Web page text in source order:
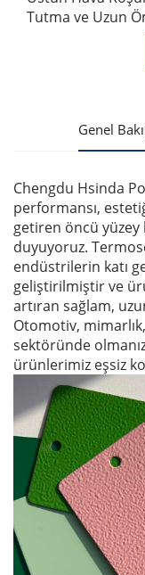
Tutma ve Uzun
Genel
Chengdu Hsinda
performansı,
getiren öncü
duyuyoruz.
endüstrilerin katı
geliştirilmiştir ve
artıran sağlam,
Otomotiv,
sektöründe
ürünlerimiz eşsiz